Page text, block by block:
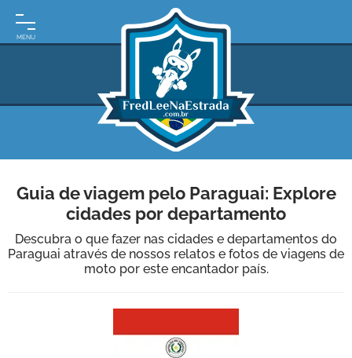
INÍCIO
PARAGUAI
URUGUAI
FRASES
Guia de viagem pelo Paraguai: Explore
cidades por departamento
Descubra o que fazer nas cidades e departamentos do
Paraguai através de nossos relatos e fotos de viagens de
moto por este encantador país.